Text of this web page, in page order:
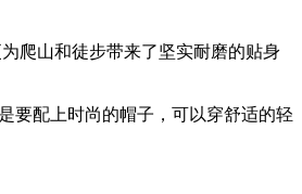
爬山和徒步带来了坚实耐磨的贴身
配上时尚的帽子，可以穿舒适的轻